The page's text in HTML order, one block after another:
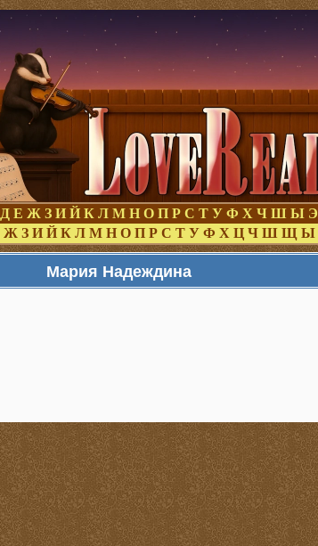
Д Е Ж З И Й К Л М Н О П Р С Т У Ф Х Ч Ш Ы Э
Ж З И Й К Л М Н О П Р С Т У Ф Х Ц Ч Ш Щ Ы
Мария Надеждина